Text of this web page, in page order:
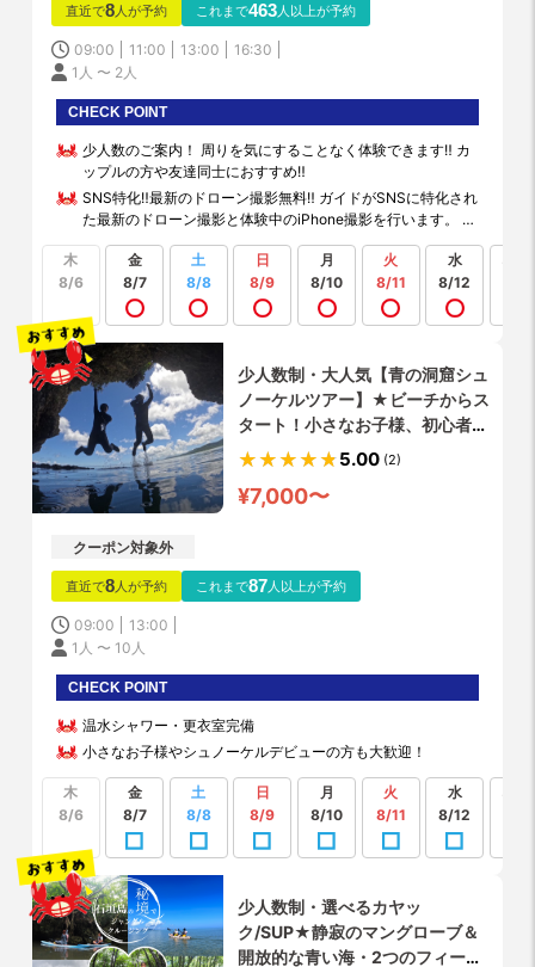
直近で8人が予約 これまで463人以上が予約
09:00 11:00 13:00
16:30
1人 〜 2人
CHECK POINT
少人数のご案内！ 周りを気にすることなく体験できます‼︎ カ
ップルの方や友達同士におすすめ‼︎
SNS特化‼︎最新のドローン撮影無料‼︎ ガイドがSNSに特化され
た最新のドローン撮影と体験中のiPhone撮影を行います。 体
験時間内の写真撮り放題‼︎（このように撮って欲しいなど）
スタッフが頑張ります‼︎（水中写真不可）
木
8/6
金
8/7
土
8/8
日
8/9
月
8/10
火
8/11
水
8/12
少人数制・大人気【青の洞窟シュ
ノーケルツアー】★ビーチからス
タート！小さなお子様、初心者大
歓迎★ウミガメにも会えるかも？
5.00 (2)
¥7,000〜
クーポン対象外
直近で8人が予約 これまで87人以上が予約
09:00
13:00
1人 〜 10人
CHECK POINT
温水シャワー・更衣室完備
小さなお子様やシュノーケルデビューの方も大歓迎！
木
8/6
金
8/7
土
8/8
日
8/9
月
8/10
火
8/11
水
8/12
少人数制・選べるカヤッ
ク/SUP★静寂のマングローブ＆
開放的な青い海・2つのフィール